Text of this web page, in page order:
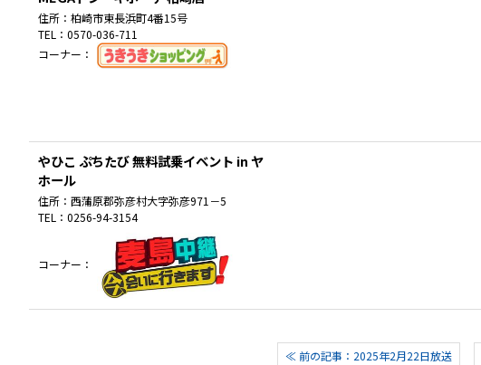
住所： 柏崎市東長浜町4番15号
TEL： 0570-036-711
コーナー：
やひこ ぷちたび 無料試乗イベント in ヤ
ホール
住所： 西蒲原郡弥彦村大字弥彦971－5
TEL： 0256-94-3154
コーナー：
≪ 前の記事：2025年2月22日放送